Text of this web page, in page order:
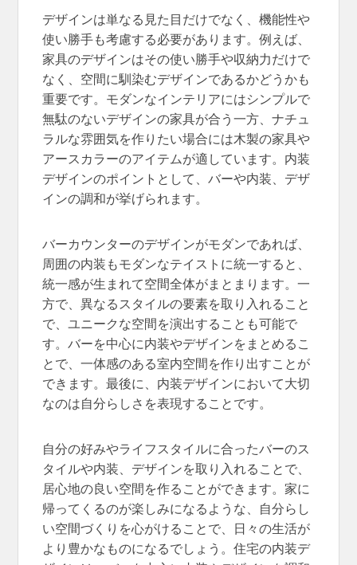
デザインは単なる見た目だけでなく、機能性や
使い勝手も考慮する必要があります。例えば、
家具のデザインはその使い勝手や収納力だけで
なく、空間に馴染むデザインであるかどうかも
重要です。モダンなインテリアにはシンプルで
無駄のないデザインの家具が合う一方、ナチュ
ラルな雰囲気を作りたい場合には木製の家具や
アースカラーのアイテムが適しています。内装
デザインのポイントとして、バーや内装、デザ
インの調和が挙げられます。
バーカウンターのデザインがモダンであれば、
周囲の内装もモダンなテイストに統一すると、
統一感が生まれて空間全体がまとまります。一
方で、異なるスタイルの要素を取り入れること
で、ユニークな空間を演出することも可能で
す。バーを中心に内装やデザインをまとめるこ
とで、一体感のある室内空間を作り出すことが
できます。最後に、内装デザインにおいて大切
なのは自分らしさを表現することです。
自分の好みやライフスタイルに合ったバーのス
タイルや内装、デザインを取り入れることで、
居心地の良い空間を作ることができます。家に
帰ってくるのが楽しみになるような、自分らし
い空間づくりを心がけることで、日々の生活が
より豊かなものになるでしょう。住宅の内装デ